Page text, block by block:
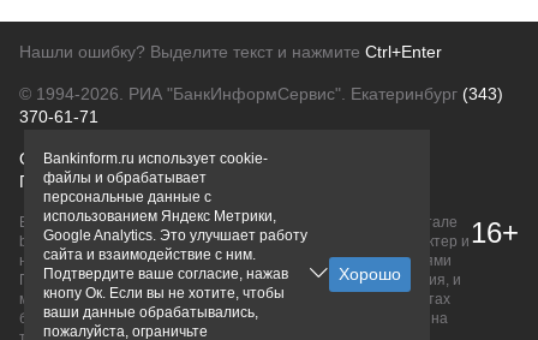
Нашли ошибку? Выделите текст и нажмите Ctrl+Enter
© 1994-2026. РИА "БанкИнформСервис". Екатеринбург (343)
370-61-71
О проектеПолитика конфиденциальности
Правовая информацияДля рекламодателей
Вся информация о продуктах банков, размещенная на портале
bankinform.ru, носит исключительно ознакомительный характер и
не является публичной офертой, определяемой положениями
ГК РФ. Информация не содержит точного и полного описания, и
может быть изменена. Конечные условия уточняйте на сайтах
банков или при личном обращении. Исключительное право на
16+
Bankinform.ru использует cookie-
файлы и обрабатывает
персональные данные с
использованием Яндекс Метрики,
Google Analytics. Это улучшает работу
сайта и взаимодействие с ним.
Подтвердите ваше согласие, нажав
кнопу Ок. Если вы не хотите, чтобы
ваши данные обрабатывались,
пожалуйста, ограничьте